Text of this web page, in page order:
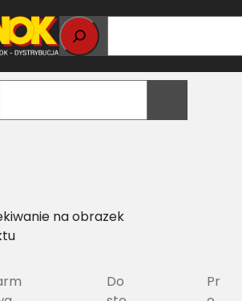
84817627 [CA 195396C2, NH
Do
Pr